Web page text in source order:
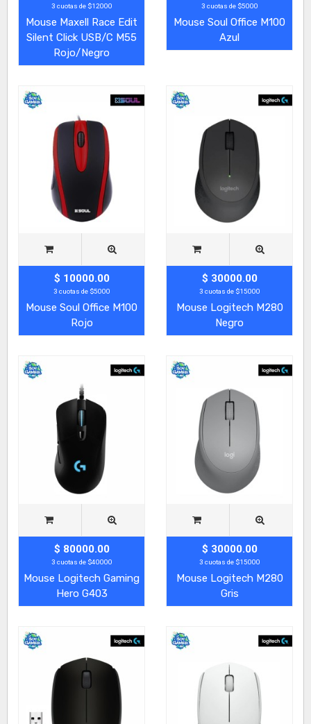
3 cuotas de $12000
Mouse Maxell Race Edit
Silent Click USB/C M55
Rojo/Negro
3 cuotas de $5000
Mouse Soul Office M100
Azul
$ 10000.00
3 cuotas de $5000
Mouse Soul Office M100
Rojo
$ 30000.00
3 cuotas de $15000
Mouse Logitech M280
Negro
$ 80000.00
3 cuotas de $40000
Mouse Logitech Gaming
Hero G403
$ 30000.00
3 cuotas de $15000
Mouse Logitech M280
Gris